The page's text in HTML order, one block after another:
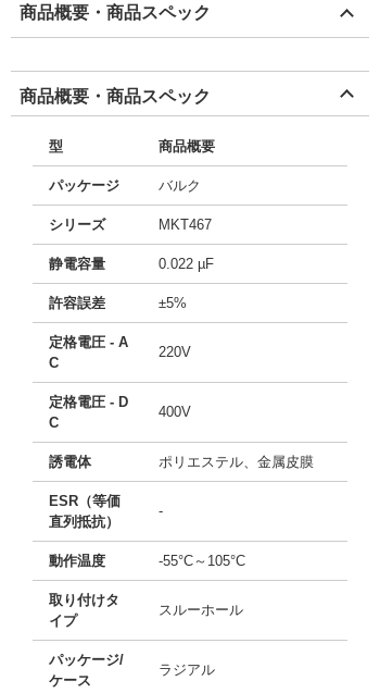
商品概要・商品スペック
商品概要・商品スペック
型 商品概要
パッケージ バルク
シリーズ MKT467
静電容量 0.022 µF
許容誤差 ±5%
定格電圧 - A
C
220V
定格電圧 - D
C
400V
誘電体 ポリエステル、金属皮膜
ESR（等価
直列抵抗）
-
動作温度 -55°C～105°C
取り付けタ
イプ
スルーホール
パッケージ/
ケース
ラジアル